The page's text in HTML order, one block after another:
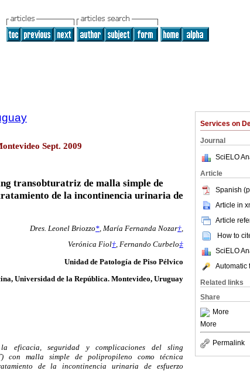
Services on
Journal
SciELO
Article
Spanish
Article in
Article
How to
SciELO
Automatic
Related links
Share
More
More
Permalink
Sept. 2009
transobturatriz de malla simple de
de la incontinencia urinaria de
Dres. Leonel Briozzo*, María Fernanda Nozar†,
Verónica Fiol†, Fernando Curbelo‡
Unidad de Patología de Piso Pélvico
Universidad de la República. Montevideo, Uruguay
eficacia, seguridad y complicaciones del sling
con malla simple de polipropileno como técnica
de la incontinencia urinaria de esfuerzo